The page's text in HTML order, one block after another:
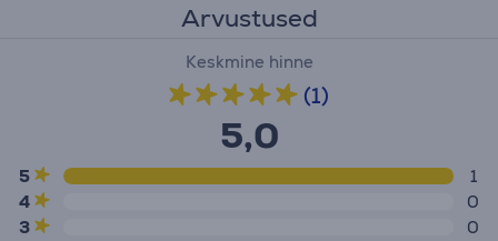
Arvustused
Keskmine hinne
(1)
5,0
5
1
4
0
3
0